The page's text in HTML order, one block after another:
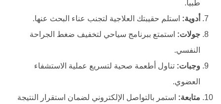
طبياً.
أدوية: استلم حقيبتك العلاجية لتجنب عناء البحث عنها.
جولات: استمتع ببرنامج سياحي لتخفيف ضغط الجراحة
النفسي.
وجبات: تناول أطعمة صحية لتسريع عملية الاستشفاء
العضوي.
متابعة: استمر بالتواصل الإلكتروني لضمان استقرار النتيجة